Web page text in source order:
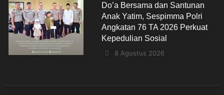
Do’a Bersama dan Santunan
Anak Yatim, Sespimma Polri
Angkatan 76 TA 2026 Perkuat
Kepedulian Sosial
8 Agustus 2026